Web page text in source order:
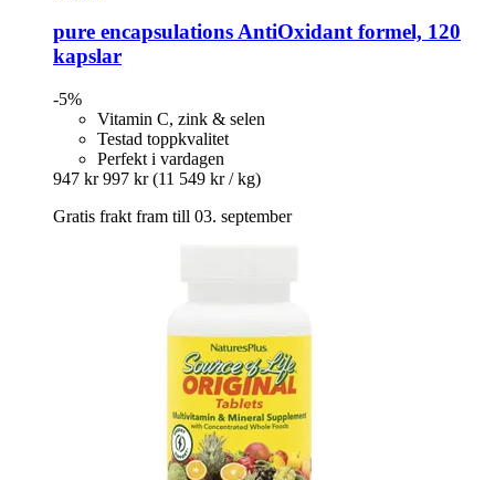
pure encapsulationsAntiOxidant formel, 120
kapslar
-5%
Vitamin C, zink & selen
Testad toppkvalitet
Perfekt i vardagen
947 kr 997 kr (11 549 kr / kg)
Gratis frakt fram till 03. september